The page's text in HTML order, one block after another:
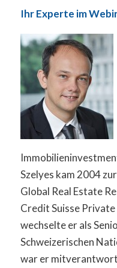
Ihr Experte im
Szelyes kam 2004
Global Real Estate
Credit Suisse
wechselte er als
Schweizerischen
war er